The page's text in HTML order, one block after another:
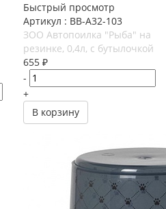
Быстрый просмотр
Артикул : BB-A32-103
ЗОО Автопоилка "Рыба" на
резинке, 0,4л, с бутылочкой
655 ₽
-
+
В корзину